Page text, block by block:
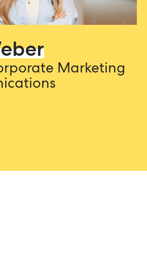
Marketing